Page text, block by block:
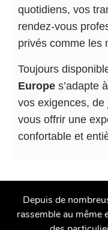
quotidiens, vos
rendez-vous
privés comme les
Toujours
Europe s’adapte
vos exigences,
vous offrir une
confortable et
Depuis de
rassemble au même